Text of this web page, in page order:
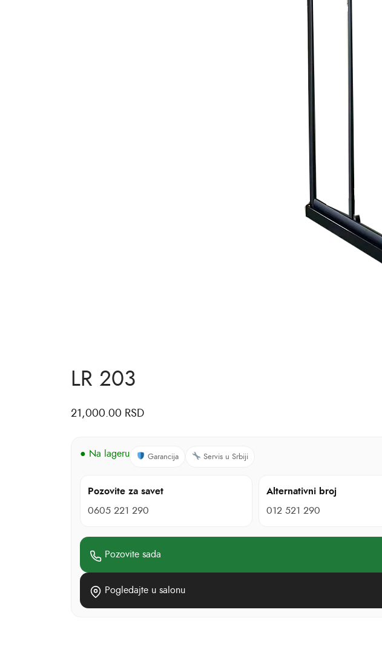
LR 203
21,000.00 RSD
● Na lageru Garancija Servis u Srbiji
Pozovite za savet
0605 221 290
Alternativni broj
012 521 290
Pozovite sada
Pogledajte u salonu